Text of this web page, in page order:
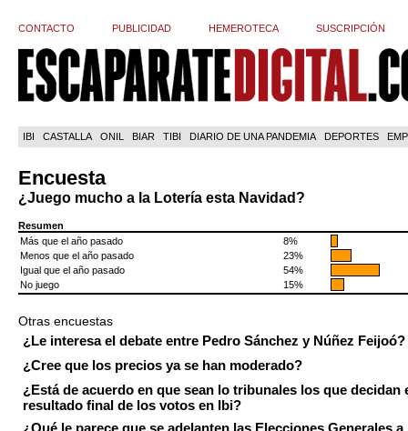
CONTACTO PUBLICIDAD HEMEROTECA SUSCRIPCIÓN
IBI CASTALLA ONIL BIAR TIBI DIARIO DE UNA PANDEMIA DEPORTES
Encuesta
¿Juego mucho a la Lotería esta Navidad?
Resumen
Más que el año pasado
8%
Menos que el año pasado
23%
Igual que el año pasado
54%
No juego
15%
Otras encuestas
¿Le interesa el debate entre Pedro Sánchez y Núñez Feijoó?
¿Cree que los precios ya se han moderado?
¿Está de acuerdo en que sean lo tribunales los que decidan
resultado final de los votos en Ibi?
¿Qué le parece que se adelanten las Elecciones Generales